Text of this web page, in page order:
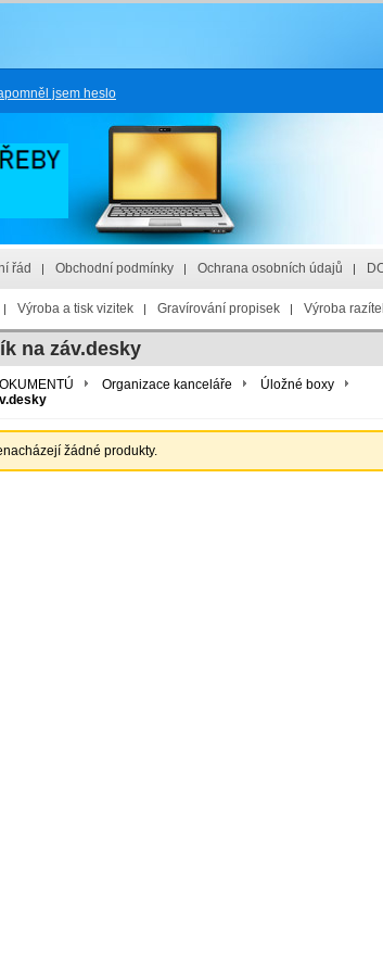
jsem heslo
řád Obchodní podmínky Ochrana osobních údajů
Výroba a tisk vizitek Gravírování propisek Výroba
na záv.desky
Organizace kanceláře
Úložné boxy
žádné produkty.